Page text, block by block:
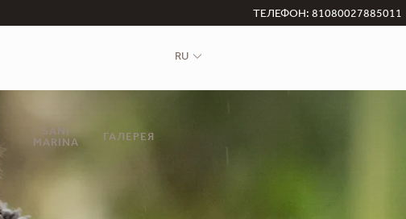
ТЕЛЕФОН: 81080027885011
SANI
MARINA
ГАЛЕРЕЯ
RU